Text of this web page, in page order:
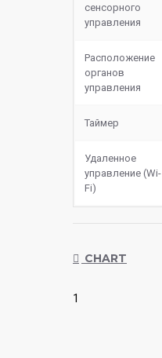
сенсорного
управления
Расположение
органов
управления
Таймер
Удаленное
управление (Wi-
Fi)
CHART
1